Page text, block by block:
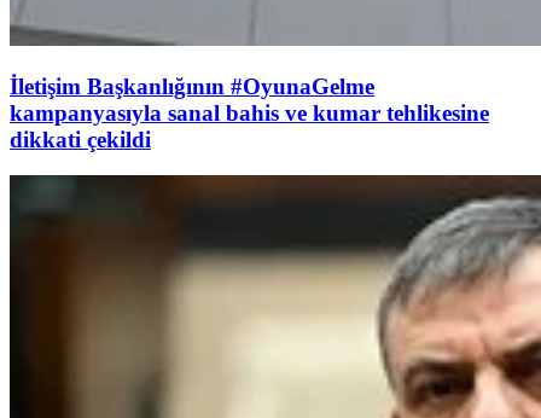
İletişim Başkanlığının #OyunaGelme
kampanyasıyla sanal bahis ve kumar tehlikesine
dikkati çekildi